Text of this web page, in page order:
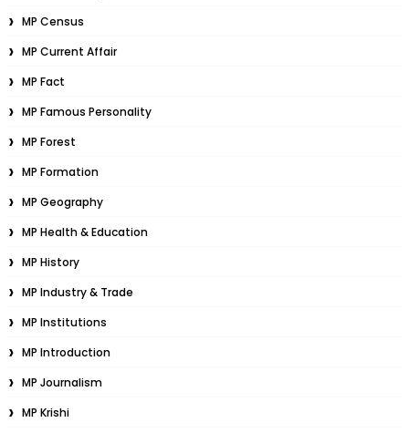
MP Census
MP Current Affair
MP Fact
MP Famous Personality
MP Forest
MP Formation
MP Geography
MP Health & Education
MP History
MP Industry & Trade
MP Institutions
MP Introduction
MP Journalism
MP Krishi